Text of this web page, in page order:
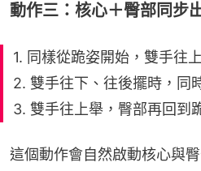
動作三：核心＋臀部同步
1. 同樣從跪姿開始，雙手往
2. 雙手往下、往後擺時，同
3. 雙手往上舉，臀部再回到
這個動作會自然啟動核心與